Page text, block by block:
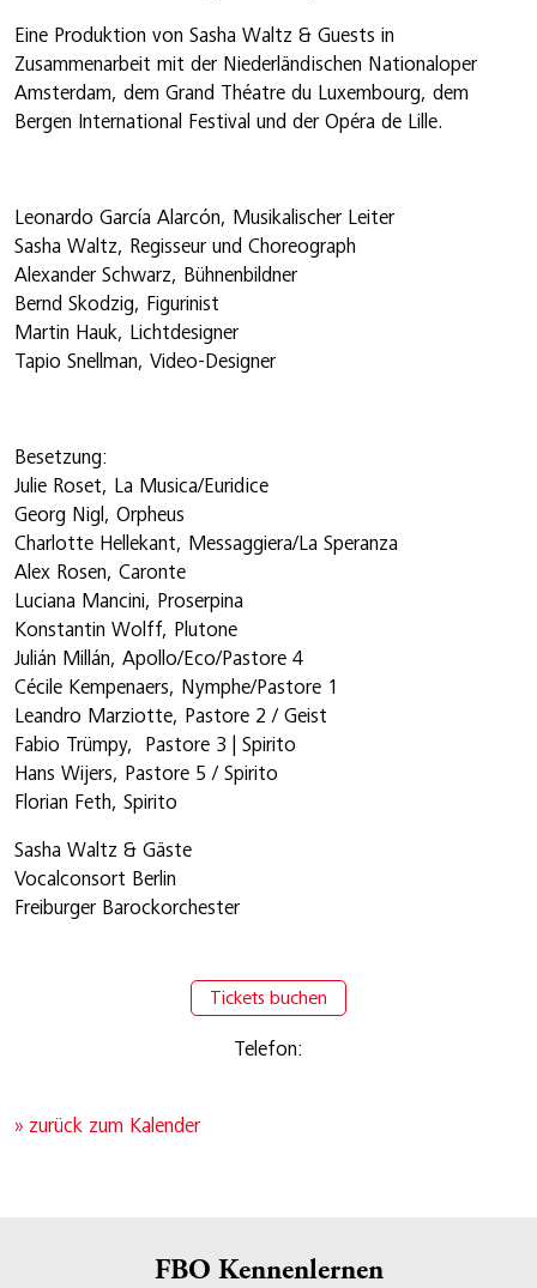
Eine Produktion von Sasha Waltz & Guests in
Zusammenarbeit mit der Niederländischen Nationaloper
Amsterdam, dem Grand Théatre du Luxembourg, dem
Bergen International Festival und der Opéra de Lille.
Leonardo García Alarcón, Musikalischer Leiter
Sasha Waltz, Regisseur und Choreograph
Alexander Schwarz, Bühnenbildner
Bernd Skodzig, Figurinist
Martin Hauk, Lichtdesigner
Tapio Snellman, Video-Designer
Besetzung:
Julie Roset, La Musica/Euridice
Georg Nigl, Orpheus
Charlotte Hellekant, Messaggiera/La Speranza
Alex Rosen, Caronte
Luciana Mancini, Proserpina
Konstantin Wolff, Plutone
Julián Millán, Apollo/Eco/Pastore 4
Cécile Kempenaers, Nymphe/Pastore 1
Leandro Marziotte, Pastore 2 / Geist
Fabio Trümpy, Pastore 3 | Spirito
Hans Wijers, Pastore 5 / Spirito
Florian Feth, Spirito
Sasha Waltz & Gäste
Vocalconsort Berlin
Freiburger Barockorchester
Tickets buchen
Telefon:
» zurück zum Kalender
FBO Kennenlernen